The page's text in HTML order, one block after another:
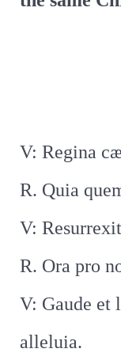
V: Regina
R. Quia
V:
R. Ora pro
V: Gaude et
alleluia.